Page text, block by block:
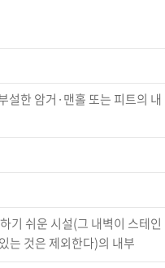
설한 암거·맨홀 또는 피트의 내
기 쉬운 시설(그 내벽이 스테인
는 것은 제외한다)의 내부